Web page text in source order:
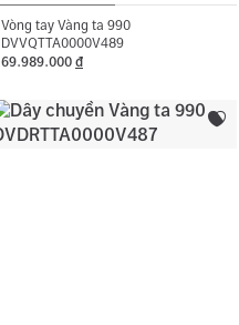
Vòng tay Vàng ta 990
DVVQTTA0000V489
69.989.000 đ